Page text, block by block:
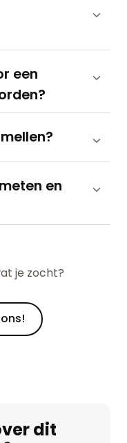
een
en
je zocht?
dit